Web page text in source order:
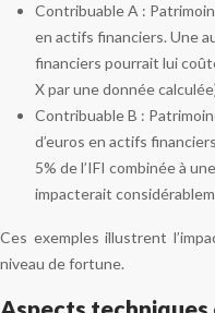
Contribuable A :
en actifs financiers. Une
financiers pourrait lui
X par une donnée
Contribuable B :
d’euros en actifs
5% de l’IFI combinée à
impacterait
Ces exemples illustrent
niveau de fortune.
Aspects